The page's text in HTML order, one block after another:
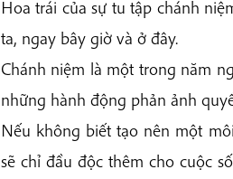
Hoa trái của sự tu tập chánh
ta, ngay bây giờ và ở đây.
Chánh niệm là một trong năm
những hành động phản ảnh
Nếu không biết tạo nên một
sẽ chỉ đầu độc thêm cho cuộc